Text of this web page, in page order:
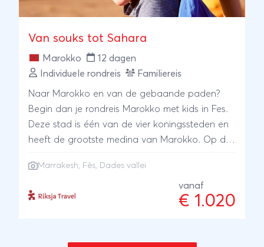
Van souks tot Sahara
Marokko
12 dagen
Individuele rondreis
Familiereis
Naar Marokko en van de gebaande paden?
Begin dan je rondreis Marokko met kids in Fes.
Deze stad is één van de vier koningssteden en
heeft de grootste medina van Marokko. Op de
waarna je met een gids door de groene en
rotsachtige Dades vallei dwaalt. Magisch
Marrakech is het einde van je reis.
Marrakesh, Fès, Dades vallei
vanaf
€ 1.020